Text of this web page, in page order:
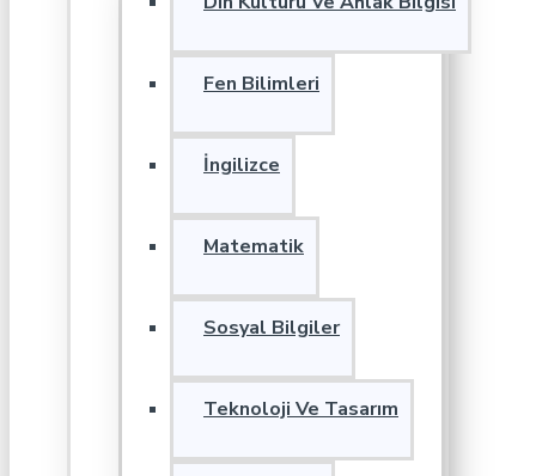
Fen Bilimleri
İngilizce
Matematik
Sosyal Bilgiler
Teknoloji Ve Tasarım